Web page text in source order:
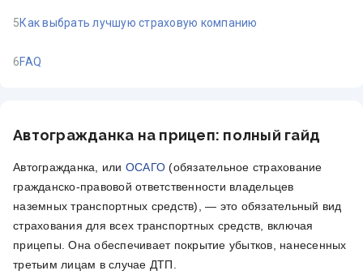
Автогражданка на прицеп: полный гайд
Автогражданка, или ОСАГО (обязательное страхование
гражданско-правовой ответственности владельцев
наземных транспортных средств), — это обязательный вид
страхования для всех транспортных средств, включая
прицепы. Она обеспечивает покрытие убытков, нанесенных
третьим лицам в случае ДТП.
5Как выбрать лучшую страховую компанию
6FAQ